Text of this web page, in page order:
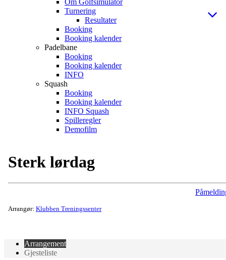
Om Golfsimulator
Turnering
Resultater
Booking
Booking kalender
Padelbane
Booking
Booking kalender
INFO
Squash
Booking
Booking kalender
INFO Squash
Spilleregler
Demofilm
Sterk lørdag
Arrangør: Klubben Treningssenter
Arrangement
Gjesteliste